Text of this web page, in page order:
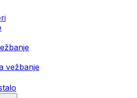
vežbanje